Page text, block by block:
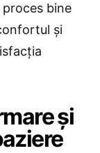
bine
și
și